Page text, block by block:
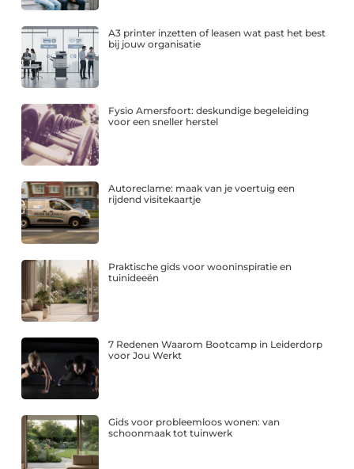
A3 printer inzetten of leasen wat past het best
bij jouw organisatie
Fysio Amersfoort: deskundige begeleiding
voor een sneller herstel
Autoreclame: maak van je voertuig een
rijdend visitekaartje
Praktische gids voor wooninspiratie en
tuinideeën
7 Redenen Waarom Bootcamp in Leiderdorp
voor Jou Werkt
Gids voor probleemloos wonen: van
schoonmaak tot tuinwerk